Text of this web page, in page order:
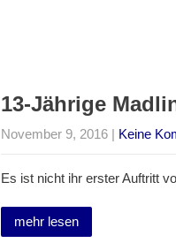
13-Jährige
November 9, 2016| Keine
Es ist nicht ihr erster Auftritt
mehr lesen